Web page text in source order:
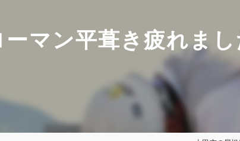
田市の屋根修理･石川瓦工業株式会社のお客様の声
ーマン平葺き疲れまし